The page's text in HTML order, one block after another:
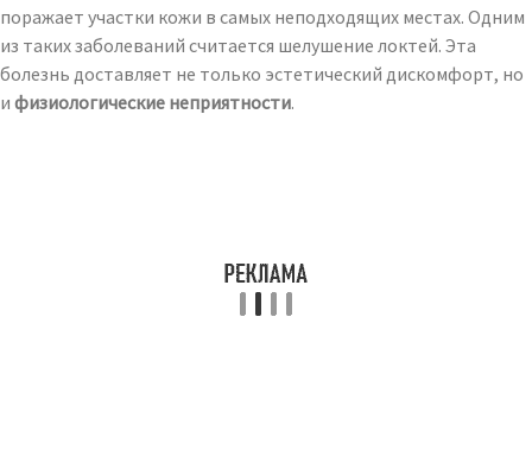
поражает участки кожи в самых неподходящих местах. Одним
из таких заболеваний считается шелушение локтей. Эта
болезнь доставляет не только эстетический дискомфорт, но
и физиологические неприятности.